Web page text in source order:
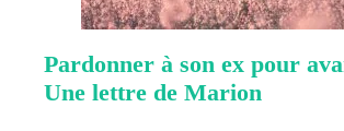
Pardonner à son ex pour
Une lettre de Marion